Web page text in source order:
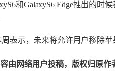
和GalaxyS6 Edge推出的时
表示，未来将允许用户移除苹
由网络用户投稿，版权归原